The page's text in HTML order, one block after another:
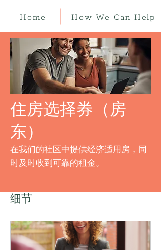
Home How We Can Help
住房选择券（房
东）
在我们的社区中提供经济适用房，同
时及时收到可靠的租金。
细节